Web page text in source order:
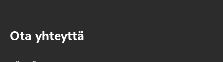
Ota yhteyttä